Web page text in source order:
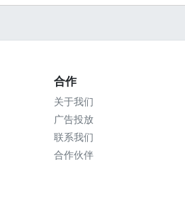
合作
关于我们
广告投放
联系我们
合作伙伴